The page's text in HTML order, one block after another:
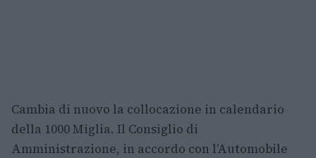
Cambia di nuovo la collocazione in calendario
della 1000 Miglia. Il Consiglio di
Amministrazione, in accordo con l’Automobile